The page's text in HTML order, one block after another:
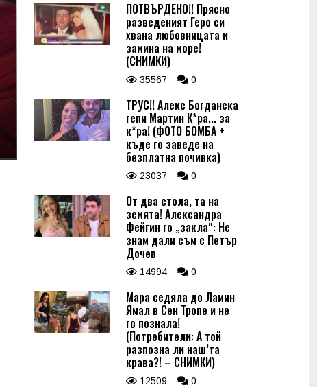
ПОТВЪРДЕНО!! Прясно
разведеният Геро си
хвана любовницата и
замина на море!
(СНИМКИ)
35567 0
ТРУС!! Алекс Богданска
гепи Мартин К*ра... за
к*ра! (ФОТО БОМБА +
къде го заведе на
безплатна почивка)
23037 0
От два стола, та на
земята! Александра
Фейгин го „закла“: Не
знам дали съм с Петър
Дочев
14994 0
Мара седяла до Ламин
Ямал в Сен Тропе и не
го познала!
(Потребители: А той
разпозна ли наш’та
крава?! – СНИМКИ)
12509 0